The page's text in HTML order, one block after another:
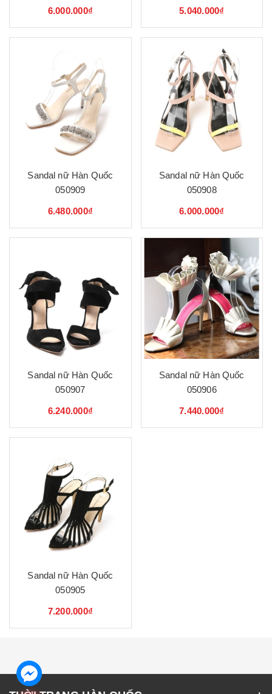
6.000.000₫ 5.040.000₫
Sandal nữ Hàn Quốc
050909
6.480.000₫
Sandal nữ Hàn Quốc
050908
6.000.000₫
Sandal nữ Hàn Quốc
050907
6.240.000₫
Sandal nữ Hàn Quốc
050906
7.440.000₫
Sandal nữ Hàn Quốc
050905
7.200.000₫